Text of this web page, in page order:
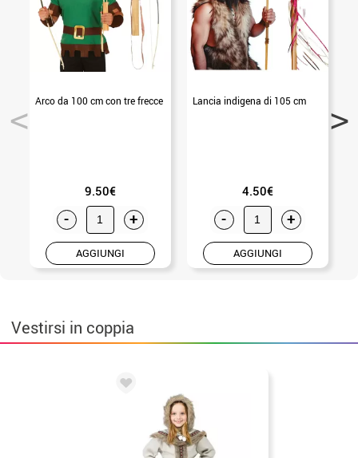
Arco da 100 cm con tre frecce
9.50€
- +
AGGIUNGI
Lancia indigena di 105 cm
4.50€
- +
AGGIUNGI
Vestirsi in coppia